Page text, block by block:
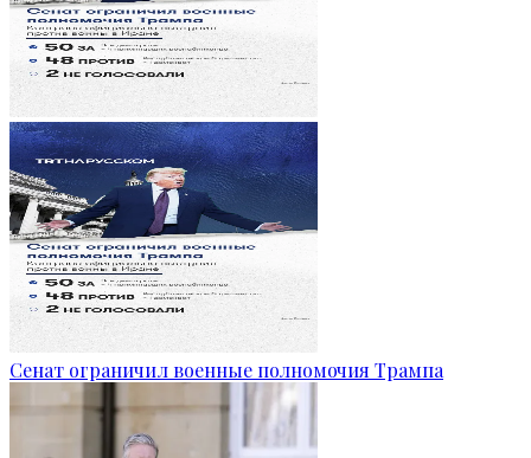
Сенат ограничил военные полномочия Трампа